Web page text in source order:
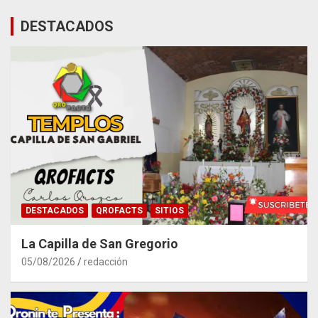
DESTACADOS
DESTACADOS QROFACTS SITIOS
La Capilla de San Gregorio
05/08/2026 redacción